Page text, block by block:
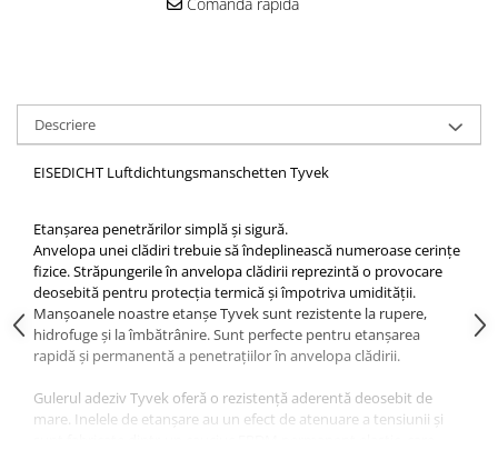
Benzi Gips Carton
Dibluri Gips Carton
Profile Gips Carton
Plăci Gips Carton
Acoperiri Elastice, Textile și din
Lemn
Adezivi Acoperiri Elastice și Textile
Adezivi Parchet și Lemn
Colțare Protecție
Descriere
EISEDICHT Luftdichtungsmanschetten Tyvek
Etanșarea penetrărilor simplă și sigură.
Anvelopa unei clădiri trebuie să îndeplinească numeroase cerințe
fizice. Străpungerile în anvelopa clădirii reprezintă o provocare
deosebită pentru protecția termică și împotriva umidității.
Manșoanele noastre etanșe Tyvek sunt rezistente la rupere,
hidrofuge și la îmbătrânire. Sunt perfecte pentru etanșarea
rapidă și permanentă a penetrațiilor în anvelopa clădirii.
Gulerul adeziv Tyvek oferă o rezistență aderentă deosebit de
mare. Inelele de etanșare au un efect de atenuare a tensiunii și